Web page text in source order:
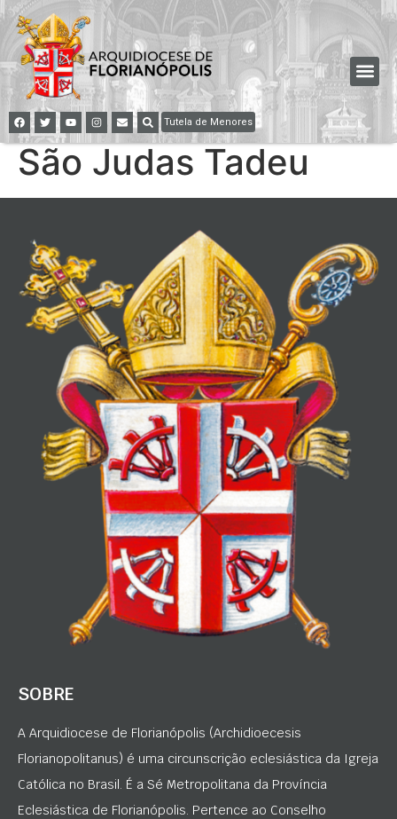
Tutela de Menores
São Judas Tadeu
SOBRE
A Arquidiocese de Florianópolis (Archidioecesis
Florianopolitanus) é uma circunscrição eclesiástica da Igreja
Católica no Brasil. É a Sé Metropolitana da Província
Eclesiástica de Florianópolis. Pertence ao Conselho